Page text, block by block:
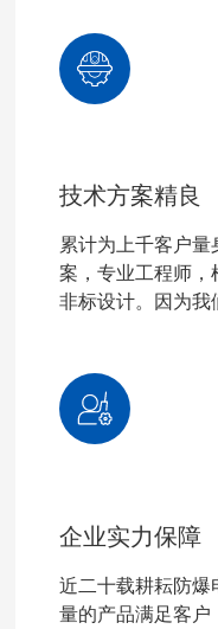
技术方案精良
累计为上千客户
案，专业工程师，
非标设计。因为我
企业实力保障
近二十载耕耘防爆
量的产品满足客户